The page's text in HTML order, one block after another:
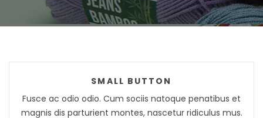
SMALL BUTTON
Fusce ac odio odio. Cum sociis natoque penatibus et
magnis dis parturient montes, nascetur ridiculus mus.